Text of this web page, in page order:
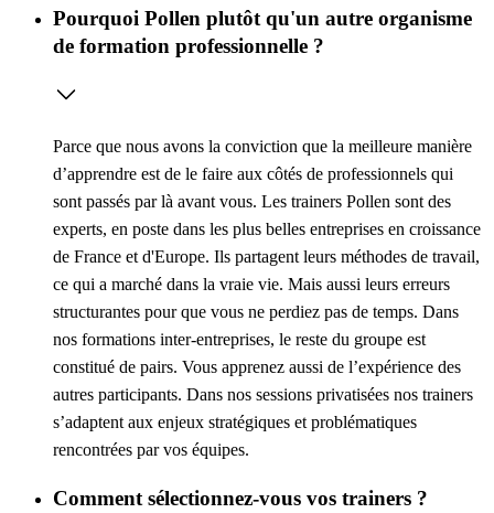
Pourquoi Pollen plutôt qu'un autre organisme
de formation professionnelle ?
Parce que nous avons la conviction que la meilleure manière
d’apprendre est de le faire aux côtés de professionnels qui
sont passés par là avant vous. Les trainers Pollen sont des
experts, en poste dans les plus belles entreprises en croissance
de France et d'Europe. Ils partagent leurs méthodes de travail,
ce qui a marché dans la vraie vie. Mais aussi leurs erreurs
structurantes pour que vous ne perdiez pas de temps. Dans
nos formations inter-entreprises, le reste du groupe est
constitué de pairs. Vous apprenez aussi de l’expérience des
autres participants. Dans nos sessions privatisées nos trainers
s’adaptent aux enjeux stratégiques et problématiques
rencontrées par vos équipes.
Comment sélectionnez-vous vos trainers ?